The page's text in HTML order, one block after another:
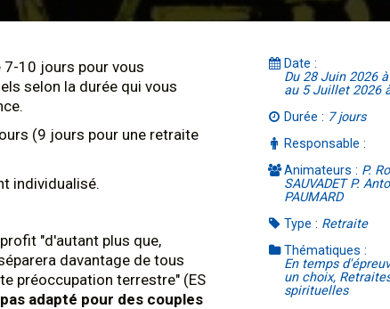
7-10 jours pour vous
selon la durée qui vous
(9 jours pour une retraite
individualisé.
"d'autant plus que,
davantage de tous
préoccupation terrestre" (ES
adapté pour des couples
Date :
Du 28 Juin 2026
au 5 Juillet 2026
Durée : 7 jours
Responsable :
Animateurs : P.
SAUVADET P.
PAUMARD
Type : Retraite
Thématiques :
En temps
un choix,
spirituelles